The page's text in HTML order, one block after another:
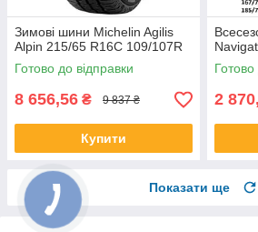
Зимові шини Michelin Agilis
Alpin 215/65 R16C 109/107R
Готово до відправки
8 656,56 ₴ 9 837 ₴
Купити
Готово
2
Показати ще